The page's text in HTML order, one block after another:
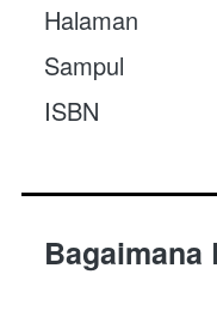
Halaman
Sampul
ISBN
Bagaimana